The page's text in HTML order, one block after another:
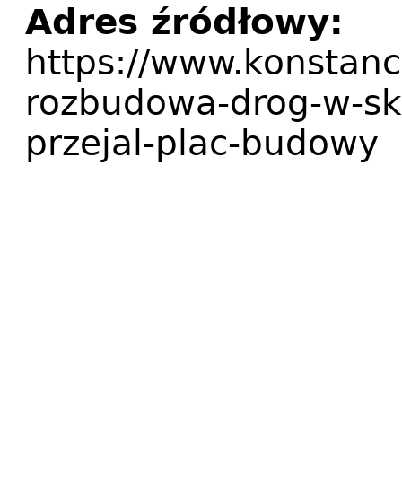
Adres źródłowy:
https://
rozbudowa-drog-w-
przejal-plac-budowy